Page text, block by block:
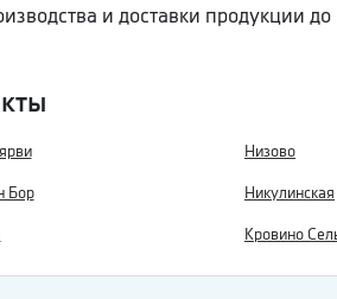
и доставки продукции
Низово
Бор Никулинская
Кровино